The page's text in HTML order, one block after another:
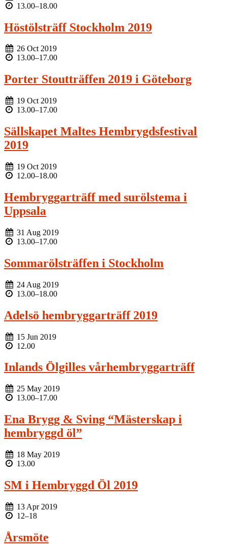
13.00–18.00
Höstölsträff Stockholm 2019
26 Oct 2019
13.00–17.00
Porter Stoutträffen 2019 i Göteborg
19 Oct 2019
13.00–17.00
Sällskapet Maltes Hembrygdsfestival
2019
19 Oct 2019
12.00–18.00
Hembryggarträff med surölstema i
Uppsala
31 Aug 2019
13.00–17.00
Sommarölsträffen i Stockholm
24 Aug 2019
13.00–18.00
Adelsö hembryggarträff 2019
15 Jun 2019
12.00
Inlands Ölgilles vårhembryggarträff
25 May 2019
13.00–17.00
Ena Brygg & Sving “Mästerskap i
hembryggd öl”
18 May 2019
13.00
SM i Hembryggd Öl 2019
13 Apr 2019
12–18
Årsmöte